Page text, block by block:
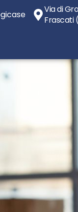
Via di
Frascati